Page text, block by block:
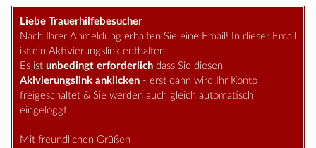
Liebe Trauerhilfebesucher
Nach Ihrer Anmeldung erhalten Sie eine Email! In dieser Email
ist ein Aktivierungslink enthalten.
Es ist unbedingt erforderlich dass Sie diesen
Akivierungslink anklicken - erst dann wird Ihr Konto
freigeschaltet & Sie werden auch gleich automatisch
eingeloggt.
Mit freundlichen Grüßen